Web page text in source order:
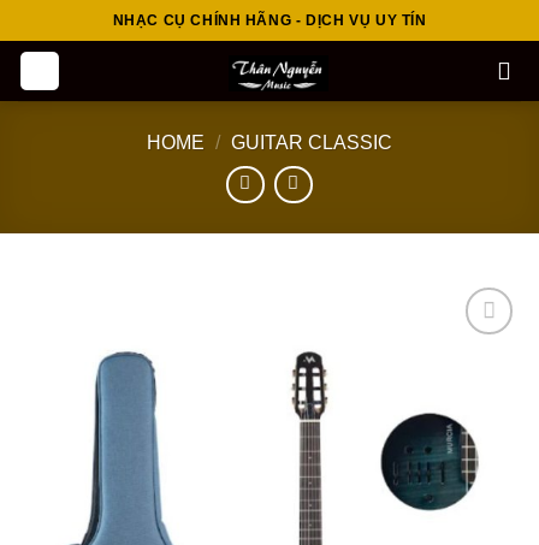
to
NHẠC CỤ CHÍNH HÃNG - DỊCH VỤ UY TÍN
HOME / GUITAR CLASSIC